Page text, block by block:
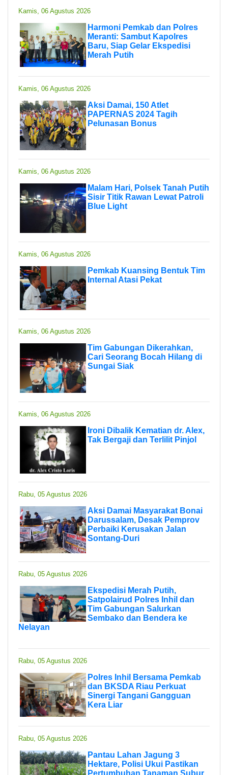
Kamis, 06 Agustus 2026
Harmoni Pemkab dan Polres
Meranti: Sambut Kapolres
Baru, Siap Gelar Ekspedisi
Merah Putih
Kamis, 06 Agustus 2026
Aksi Damai, 150 Atlet
PAPERNAS 2024 Tagih
Pelunasan Bonus
Kamis, 06 Agustus 2026
Malam Hari, Polsek Tanah Putih
Sisir Titik Rawan Lewat Patroli
Blue Light
Kamis, 06 Agustus 2026
Pemkab Kuansing Bentuk Tim
Internal Atasi Pekat
Kamis, 06 Agustus 2026
Tim Gabungan Dikerahkan,
Cari Seorang Bocah Hilang di
Sungai Siak
Kamis, 06 Agustus 2026
Ironi Dibalik Kematian dr. Alex,
Tak Bergaji dan Terlilit Pinjol
Rabu, 05 Agustus 2026
Aksi Damai Masyarakat Bonai
Darussalam, Desak Pemprov
Perbaiki Kerusakan Jalan
Sontang-Duri
Rabu, 05 Agustus 2026
Ekspedisi Merah Putih,
Satpolairud Polres Inhil dan
Tim Gabungan Salurkan
Sembako dan Bendera ke
Nelayan
Rabu, 05 Agustus 2026
Polres Inhil Bersama Pemkab
dan BKSDA Riau Perkuat
Sinergi Tangani Gangguan
Kera Liar
Rabu, 05 Agustus 2026
Pantau Lahan Jagung 3
Hektare, Polisi Ukui Pastikan
Pertumbuhan Tanaman Subur